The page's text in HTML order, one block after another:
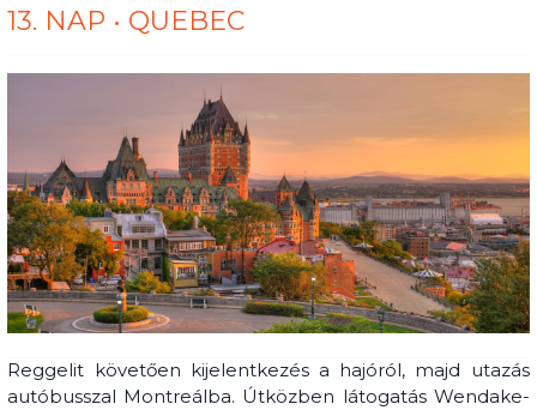
13. NAP • QUEBEC
Reggelit követően kijelentkezés a hajóról, majd utazás
autóbusszal Montreálba. Útközben látogatás Wendake-